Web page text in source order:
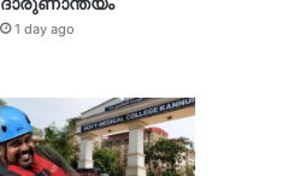
1 day ago